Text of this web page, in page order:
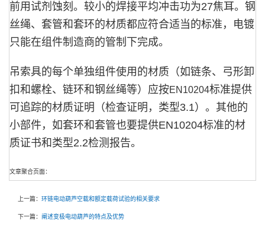
前用试剂蚀刻。较小的焊接平均冲击功为27焦耳。钢
丝绳、套管和套环的材质都应符合适当的标准，电镀
只能在组件制造商的管制下完成。
吊索具的每个单独组件使用的材质（如链条、弓形卸
扣和螺栓、链环和钢丝绳等）应按EN10204标准提供
可追踪的材质证明（检查证明，类型3.1）。其他的
小部件，如套环和套管也要提供EN10204标准的材
质证书和类型2.2检测报告。
文章聚合页面：
上一篇： 环链电动葫芦空载和额定载荷试验的相关要求
下一篇： 阐述变极电动葫芦的特点及优势